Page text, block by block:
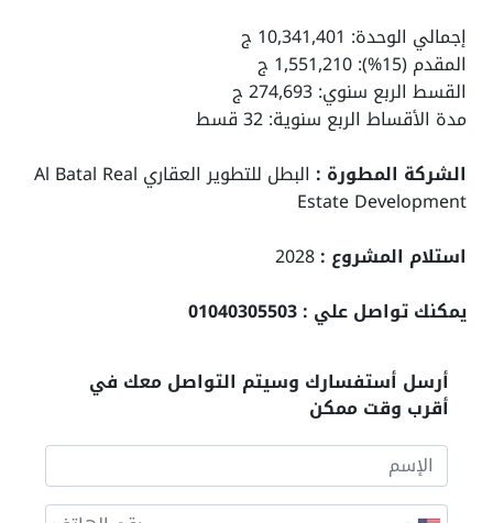
إجمالي الوحدة: 10,341,401 ج
المقدم (15%): 1,551,210 ج
القسط الربع سنوي: 274,693 ج
مدة الأقساط الربع سنوية: 32 قسط
الشركة المطورة :
البطل للتطوير العقاري Al Batal Real
Estate Development
استلام المشروع :
يمكنك تواصل علي : 01040305503
أرسل أستفسارك وسيتم التواصل معك في
أقرب وقت ممكن